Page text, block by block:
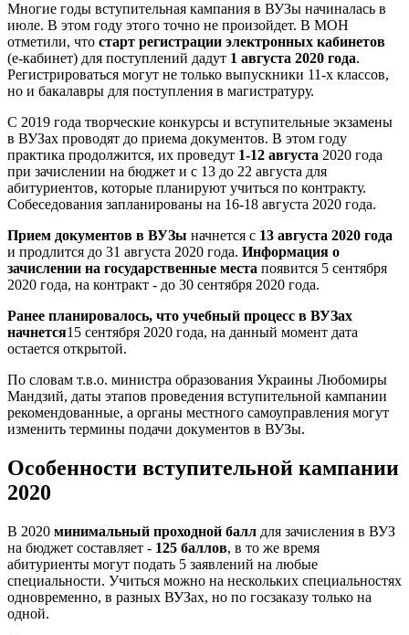
Многие годы вступительная кампания в ВУЗы начиналась в
июле. В этом году этого точно не произойдет. В МОН
отметили, что старт регистрации электронных кабинетов
(е-кабинет) для поступлений дадут 1 августа 2020 года.
Регистрироваться могут не только выпускники 11-х классов,
но и бакалавры для поступления в магистратуру.
С 2019 года творческие конкурсы и вступительные экзамены
в ВУЗах проводят до приема документов. В этом году
практика продолжится, их проведут 1-12 августа 2020 года
при зачислении на бюджет и с 13 до 22 августа для
абитуриентов, которые планируют учиться по контракту.
Собеседования запланированы на 16-18 августа 2020 года.
Прием документов в ВУЗы начнется с 13 августа 2020 года
и продлится до 31 августа 2020 года. Информация о
зачислении на государственные места появится 5 сентября
2020 года, на контракт - до 30 сентября 2020 года.
Ранее планировалось, что учебный процесс в ВУЗах
начнется15 сентября 2020 года, на данный момент дата
остается открытой.
По словам т.в.о. министра образования Украины Любомиры
Мандзий, даты этапов проведения вступительной кампании
рекомендованные, а органы местного самоуправления могут
изменить термины подачи документов в ВУЗы.
Особенности вступительной кампании
2020
В 2020 минимальный проходной балл для зачисления в ВУЗ
на бюджет составляет - 125 баллов, в то же время
абитуриенты могут подать 5 заявлений на любые
специальности. Учиться можно на нескольких специальностях
одновременно, в разных ВУЗах, но по госзаказу только на
одной.